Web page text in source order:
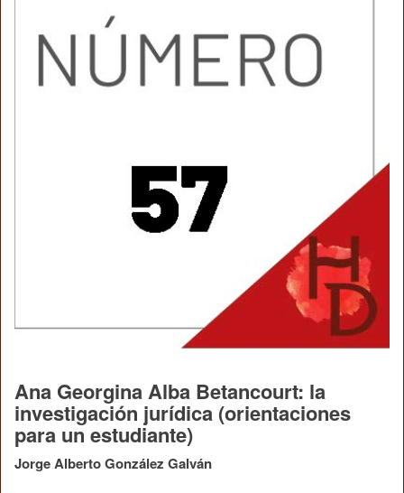
Ana Georgina Alba Betancourt: la
investigación jurídica (orientaciones
para un estudiante)
Jorge Alberto González Galván